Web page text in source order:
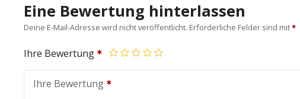
Eine Bewertung hinterlassen
Deine E-Mail-Adresse wird nicht veröffentlicht. Erforderliche Felder sind mit
Ihre Bewertung
Ihre Bewertung